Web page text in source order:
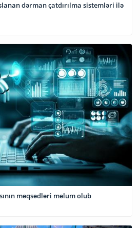
dərman çatdırılma sistemləri ilə
məqsədləri məlum olub